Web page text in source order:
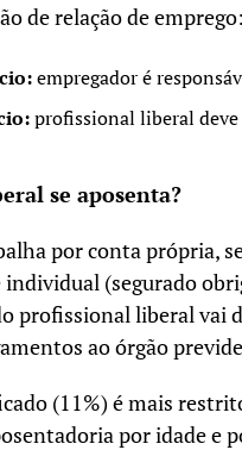
de relação de emprego:
empregador é
profissional liberal
se aposenta?
por conta própria,
(segurado
profissional liberal vai
ao órgão
(11%) é mais
por idade e